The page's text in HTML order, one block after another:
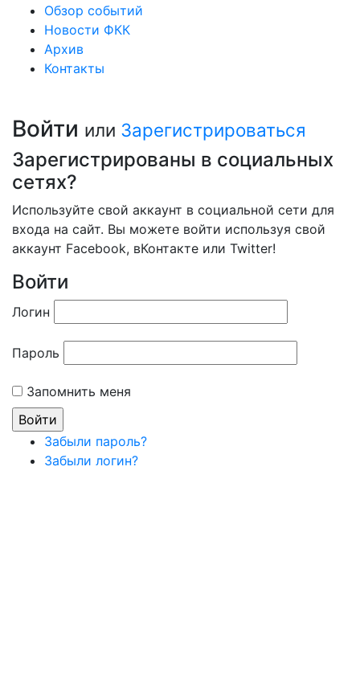
Обзор событий
Новости ФКК
Архив
Контакты
Войти или Зарегистрироваться
Зарегистрированы в социальных
сетях?
Используйте свой аккаунт в социальной сети для
входа на сайт. Вы можете войти используя свой
аккаунт Facebook, вКонтакте или Twitter!
Войти
Логин
Пароль
Запомнить меня
Забыли пароль?
Забыли логин?